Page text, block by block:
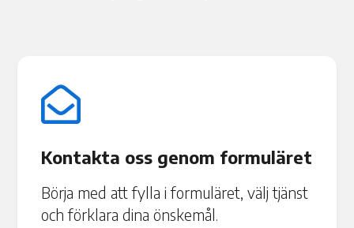

Kontakta oss genom formuläret
Börja med att fylla i formuläret, välj tjänst
och förklara dina önskemål.